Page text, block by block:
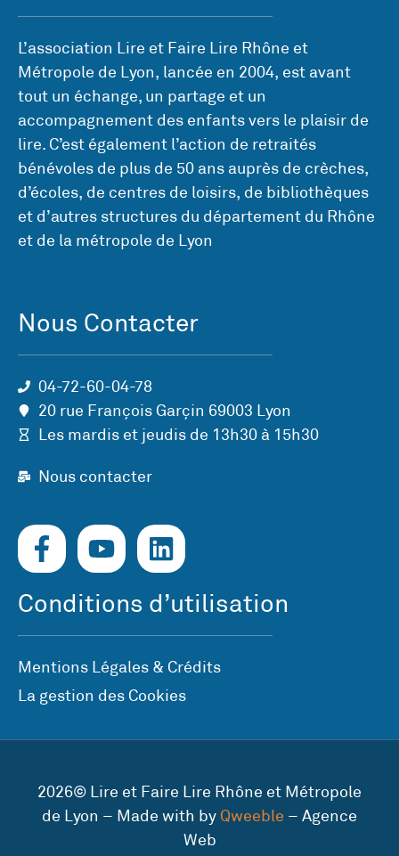
L’association Lire et Faire Lire Rhône et
Métropole de Lyon, lancée en 2004, est avant
tout un échange, un partage et un
accompagnement des enfants vers le plaisir de
lire. C’est également l’action de retraités
bénévoles de plus de 50 ans auprès de crèches,
d’écoles, de centres de loisirs, de bibliothèques
et d’autres structures du département du Rhône
et de la métropole de Lyon
Nous Contacter
04-72-60-04-78
20 rue François Garçin 69003 Lyon
Les mardis et jeudis de 13h30 à 15h30
Nous contacter
Conditions d’utilisation
Mentions Légales & Crédits
La gestion des Cookies
2026© Lire et Faire Lire Rhône et Métropole
de Lyon – Made with by Qweeble – Agence
Web